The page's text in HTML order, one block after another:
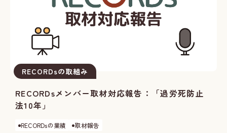
RECORDsの取組み
RECORDsメンバー取材対応報告：「過労死防止
法10年」
RECORDsの業績 取材報告